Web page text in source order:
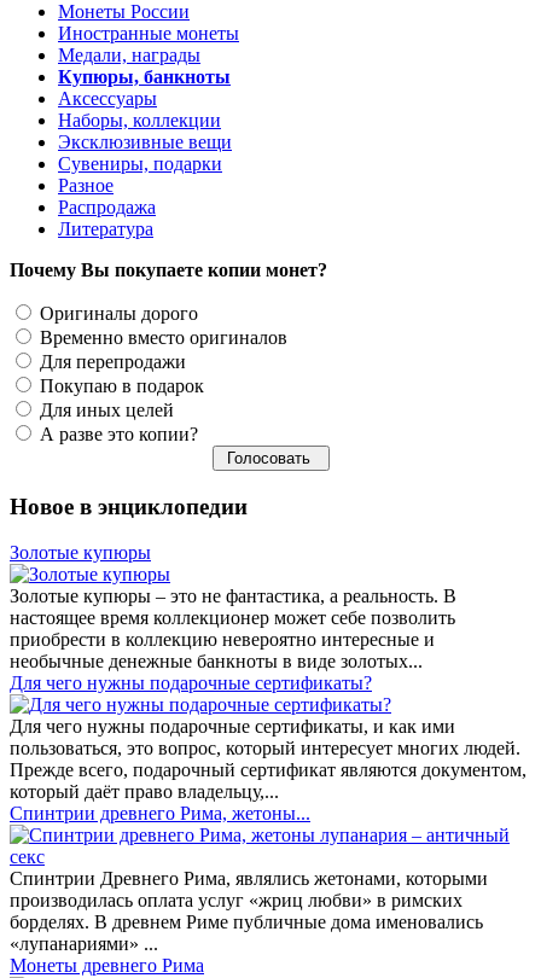
Монеты России
Иностранные монеты
Медали, награды
Купюры, банкноты
Аксессуары
Наборы, коллекции
Эксклюзивные вещи
Сувениры, подарки
Разное
Распродажа
Литература
Почему Вы покупаете копии монет?
Оригиналы дорого
Временно вместо оригиналов
Для перепродажи
Покупаю в подарок
Для иных целей
А разве это копии?
Новое в энциклопедии
Золотые купюры
Золотые купюры – это не фантастика, а реальность. В
настоящее время коллекционер может себе позволить
приобрести в коллекцию невероятно интересные и
необычные денежные банкноты в виде золотых...
​Для чего нужны подарочные сертификаты?
Для чего нужны подарочные сертификаты, и как ими
пользоваться, это вопрос, который интересует многих людей.
Прежде всего, подарочный сертификат являются документом,
который даёт право владельцу,...
Спинтрии древнего Рима, жетоны...
Спинтрии Древнего Рима, являлись жетонами, которыми
производилась оплата услуг «жриц любви» в римских
борделях. В древнем Риме публичные дома именовались
«лупанариями» ...
Монеты древнего Рима